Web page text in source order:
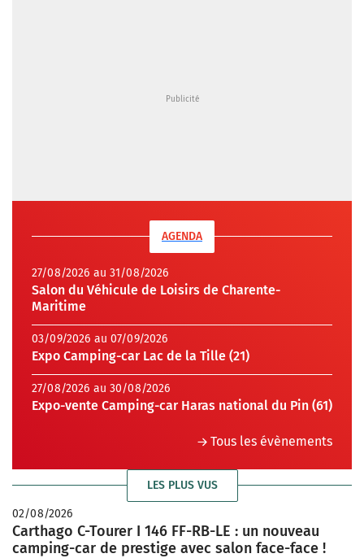
AGENDA
27/08/2026 au 31/08/2026
Salon du Véhicule de Loisirs de Charente-
Maritime
03/09/2026 au 07/09/2026
Expo Camping-car Lac de la Tille (21)
27/08/2026 au 30/08/2026
Expo-vente Camping-car Haras national du Pin (61)
Tous les évènements
LES PLUS VUS
02/08/2026
Carthago C-Tourer I 146 FF-RB-LE : un nouveau
camping-car de prestige avec salon face-face !